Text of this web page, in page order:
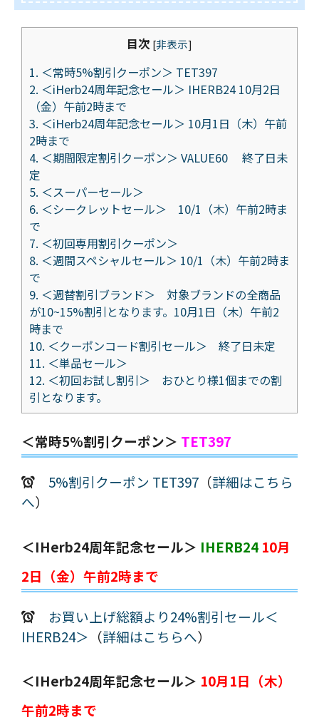
目次 [非表示]
1. ＜常時5%割引クーポン＞ TET397
2. ＜iHerb24周年記念セール＞ IHERB24 10月2日
（金）午前2時まで
3. ＜iHerb24周年記念セール＞ 10月1日（木）午前
2時まで
4. ＜期間限定割引クーポン＞ VALUE60 終了日未
定
5. ＜スーパーセール＞
6. ＜シークレットセール＞ 10/1（木）午前2時ま
で
7. ＜初回専用割引クーポン＞
8. ＜週間スペシャルセール＞ 10/1（木）午前2時ま
で
9. ＜週替割引ブランド＞ 対象ブランドの全商品
が10~15%割引となります。10月1日（木）午前2
時まで
10. ＜クーポンコード割引セール＞ 終了日未定
11. ＜単品セール＞
12. ＜初回お試し割引＞ おひとり様1個までの割
引となります。
＜常時5%割引クーポン＞ TET397
5%割引クーポン TET397 （詳細はこちら
へ）
＜iHerb24周年記念セール＞ IHERB24 10月
2日（金）午前2時まで
お買い上げ総額より24%割引セール＜
IHERB24＞ （詳細はこちらへ）
＜iHerb24周年記念セール＞ 10月1日（木）
午前2時まで